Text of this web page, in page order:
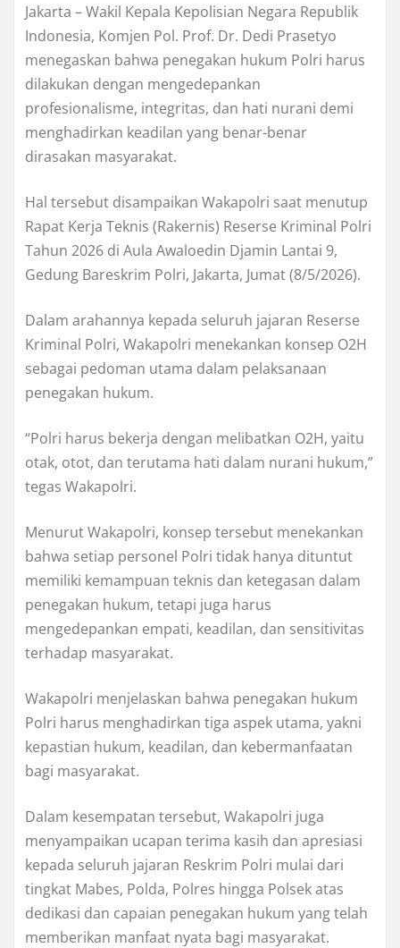
Jakarta – Wakil Kepala Kepolisian Negara Republik
Indonesia, Komjen Pol. Prof. Dr. Dedi Prasetyo
menegaskan bahwa penegakan hukum Polri harus
dilakukan dengan mengedepankan
profesionalisme, integritas, dan hati nurani demi
menghadirkan keadilan yang benar-benar
dirasakan masyarakat.
Hal tersebut disampaikan Wakapolri saat menutup
Rapat Kerja Teknis (Rakernis) Reserse Kriminal Polri
Tahun 2026 di Aula Awaloedin Djamin Lantai 9,
Gedung Bareskrim Polri, Jakarta, Jumat (8/5/2026).
Dalam arahannya kepada seluruh jajaran Reserse
Kriminal Polri, Wakapolri menekankan konsep O2H
sebagai pedoman utama dalam pelaksanaan
penegakan hukum.
“Polri harus bekerja dengan melibatkan O2H, yaitu
otak, otot, dan terutama hati dalam nurani hukum,”
tegas Wakapolri.
Menurut Wakapolri, konsep tersebut menekankan
bahwa setiap personel Polri tidak hanya dituntut
memiliki kemampuan teknis dan ketegasan dalam
penegakan hukum, tetapi juga harus
mengedepankan empati, keadilan, dan sensitivitas
terhadap masyarakat.
Wakapolri menjelaskan bahwa penegakan hukum
Polri harus menghadirkan tiga aspek utama, yakni
kepastian hukum, keadilan, dan kebermanfaatan
bagi masyarakat.
Dalam kesempatan tersebut, Wakapolri juga
menyampaikan ucapan terima kasih dan apresiasi
kepada seluruh jajaran Reskrim Polri mulai dari
tingkat Mabes, Polda, Polres hingga Polsek atas
dedikasi dan capaian penegakan hukum yang telah
memberikan manfaat nyata bagi masyarakat.